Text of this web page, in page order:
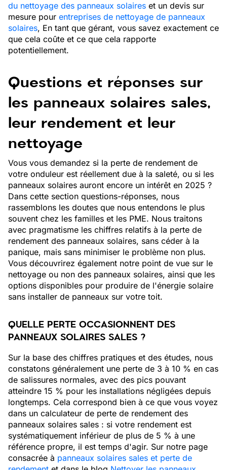
du nettoyage des panneaux solaires et un devis sur
mesure pour entreprises de nettoyage de panneaux
solaires, En tant que gérant, vous savez exactement ce
que cela coûte et ce que cela rapporte
potentiellement.
Questions et réponses sur
les panneaux solaires sales,
leur rendement et leur
nettoyage
Vous vous demandez si la perte de rendement de
votre onduleur est réellement due à la saleté, ou si les
panneaux solaires auront encore un intérêt en 2025 ?
Dans cette section questions-réponses, nous
rassemblons les doutes que nous entendons le plus
souvent chez les familles et les PME. Nous traitons
avec pragmatisme les chiffres relatifs à la perte de
rendement des panneaux solaires, sans céder à la
panique, mais sans minimiser le problème non plus.
Vous découvrirez également notre point de vue sur le
nettoyage ou non des panneaux solaires, ainsi que les
options disponibles pour produire de l'énergie solaire
sans installer de panneaux sur votre toit.
QUELLE PERTE OCCASIONNENT DES
PANNEAUX SOLAIRES SALES ?
Sur la base des chiffres pratiques et des études, nous
constatons généralement une perte de 3 à 10 % en cas
de salissures normales, avec des pics pouvant
atteindre 15 % pour les installations négligées depuis
longtemps. Cela correspond bien à ce que vous voyez
dans un calculateur de perte de rendement des
panneaux solaires sales : si votre rendement est
systématiquement inférieur de plus de 5 % à une
référence propre, il est temps d'agir. Sur notre page
consacrée à panneaux solaires sales et perte de